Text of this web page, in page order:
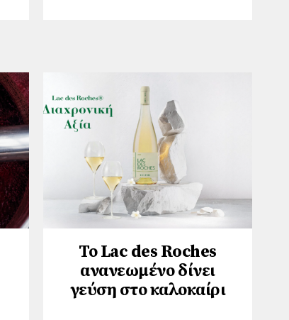
Το Lac des Roches
ανανεωμένο δίνει
γεύση στο καλοκαίρι